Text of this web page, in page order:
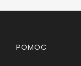
Linki w stopce
POMOC